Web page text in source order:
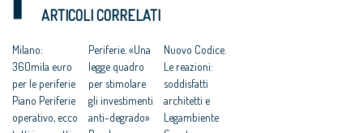
ARTICOLI CORRELATI
Milano:
360mila euro
per le periferie
Piano Periferie
operativo, ecco
Periferie. «Una
legge quadro
per stimolare
gli investimenti
anti-degrado»
Nuovo Codice.
Le reazioni:
soddisfatti
architetti e
Legambiente